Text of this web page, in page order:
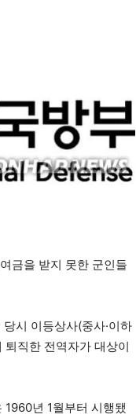
금을 받지 못한 군인들
시 이등상사(중사·이하
직한 전역자가 대상이
년 1월부터 시행됐